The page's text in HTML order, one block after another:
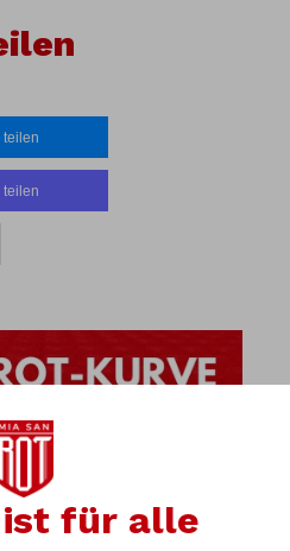
teilen
teilen
für alle